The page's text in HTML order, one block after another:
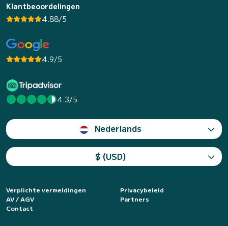
Klantbeoordelingen
4.88/5
4.9/5
4.3/5
Nederlands
$ (USD)
Verplichte vermeldingen
Privacybeleid
AV / AGV
Partners
Contact